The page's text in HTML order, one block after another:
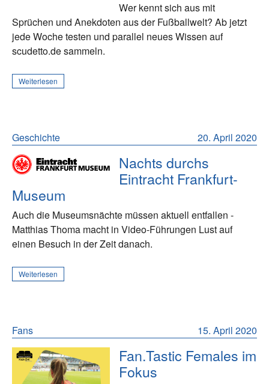
Wer kennt sich aus mit
Sprüchen und Anekdoten aus der Fußballwelt? Ab jetzt
jede Woche testen und parallel neues Wissen auf
scudetto.de sammeln.
Weiterlesen
20. April 2020
Geschichte
Nachts durchs
Eintracht Frankfurt-
Museum
Auch die Museumsnächte müssen aktuell entfallen -
Matthias Thoma macht in Video-Führungen Lust auf
einen Besuch in der Zeit danach.
Weiterlesen
15. April 2020
Fans
Fan.Tastic Females im
Fokus